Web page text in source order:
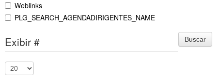
Weblinks
PLG_SEARCH_AGENDADIRIGENTES_NAME
Buscar
Exibir #